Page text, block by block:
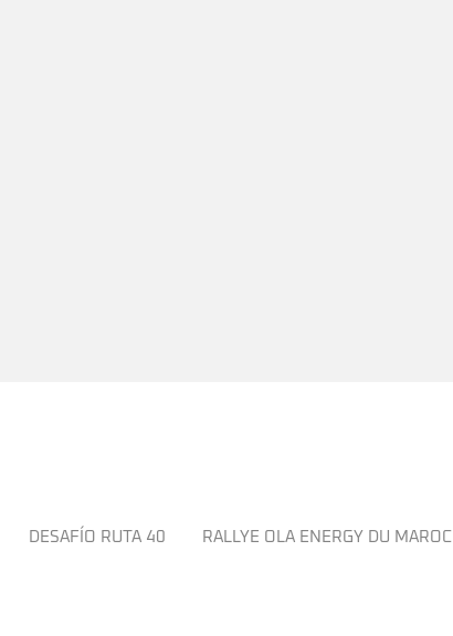
DESAFÍO RUTA 40 RALLYE OLA ENERGY DU MAROC